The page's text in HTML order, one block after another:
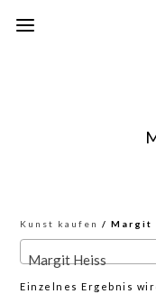
Kunst kaufen / Margit
Margit Heiss
Einzelnes Ergebnis